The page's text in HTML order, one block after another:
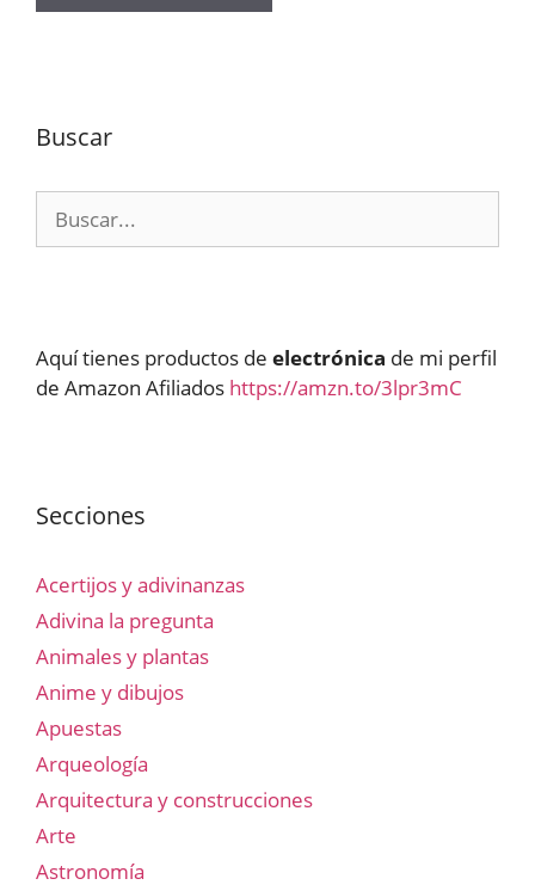
Buscar
Aquí tienes productos de electrónica de mi perfil
de Amazon Afiliados https://amzn.to/3lpr3mC
Secciones
Acertijos y adivinanzas
Adivina la pregunta
Animales y plantas
Anime y dibujos
Apuestas
Arqueología
Arquitectura y construcciones
Arte
Astronomía